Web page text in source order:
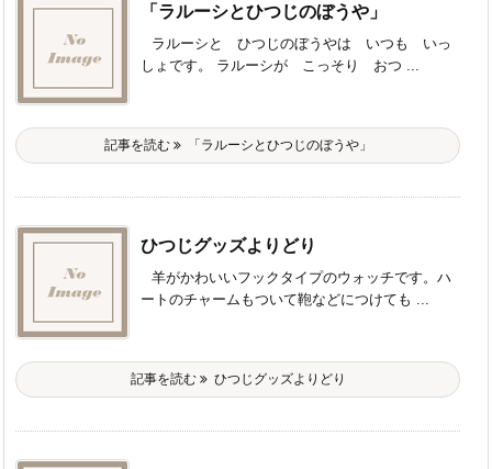
「ラルーシとひつじのぼうや」
ラルーシと ひつじのぼうやは いつも いっ
しょです。 ラルーシが こっそり おつ ...
記事を読む 「ラルーシとひつじのぼうや」
ひつじグッズよりどり
羊がかわいいフックタイプのウォッチです。ハ
ートのチャームもついて鞄などにつけても ...
記事を読む ひつじグッズよりどり